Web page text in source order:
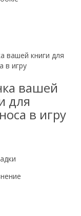
вашей
для
в игру